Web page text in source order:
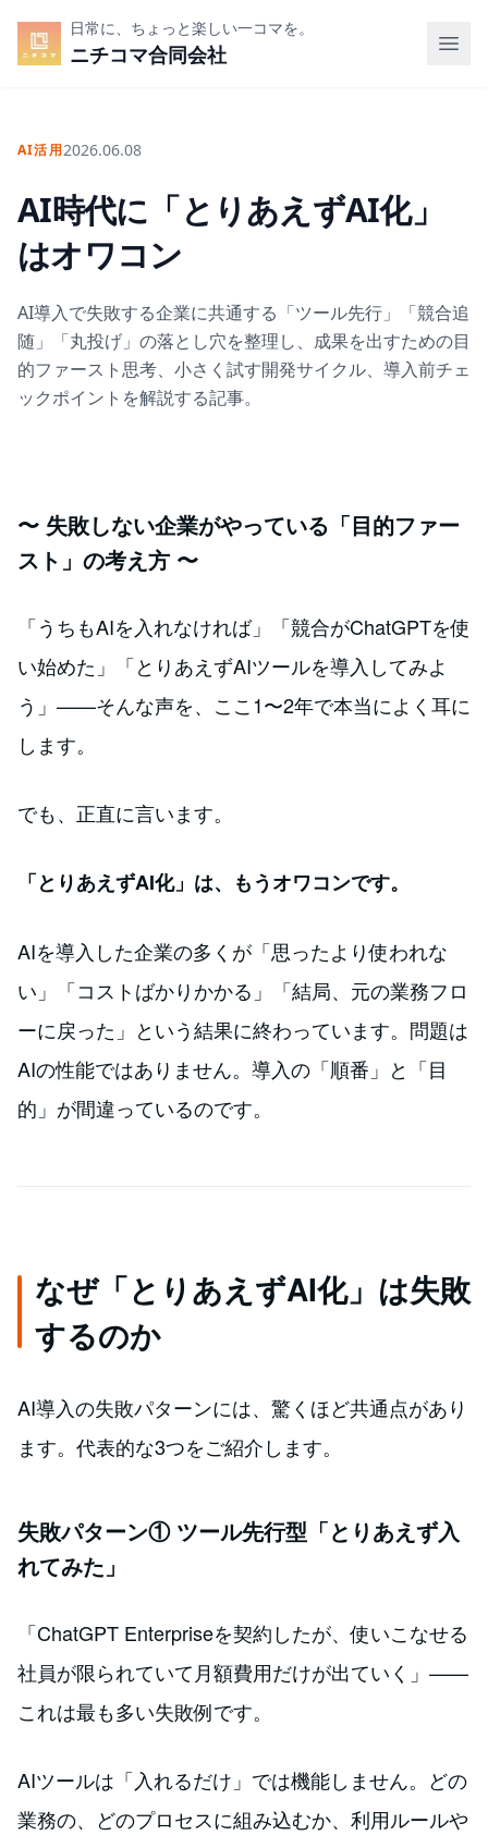
日常に、ちょっと楽しい一コマを。
ニチコマ合同会社
AI活用2026.06.08
AI時代に「とりあえずAI化」
はオワコン
AI導入で失敗する企業に共通する「ツール先行」「競合追
随」「丸投げ」の落とし穴を整理し、成果を出すための目
的ファースト思考、小さく試す開発サイクル、導入前チェ
ックポイントを解説する記事。
〜 失敗しない企業がやっている「目的ファー
スト」の考え方 〜
「うちもAIを入れなければ」「競合がChatGPTを使
い始めた」「とりあえずAIツールを導入してみよ
う」——そんな声を、ここ1〜2年で本当によく耳に
します。
でも、正直に言います。
「とりあえずAI化」は、もうオワコンです。
AIを導入した企業の多くが「思ったより使われな
い」「コストばかりかかる」「結局、元の業務フロ
ーに戻った」という結果に終わっています。問題は
AIの性能ではありません。導入の「順番」と「目
的」が間違っているのです。
なぜ「とりあえずAI化」は失敗
するのか
AI導入の失敗パターンには、驚くほど共通点があり
ます。代表的な3つをご紹介します。
失敗パターン① ツール先行型「とりあえず入
れてみた」
「ChatGPT Enterpriseを契約したが、使いこなせる
社員が限られていて月額費用だけが出ていく」——
これは最も多い失敗例です。
AIツールは「入れるだけ」では機能しません。どの
業務の、どのプロセスに組み込むか、利用ルールや